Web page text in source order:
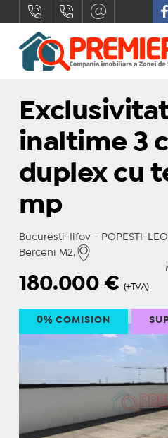
inaltime 3
duplex cu
mp
Bucuresti-Ilfov - POPESTI-
Berceni M2,
180.000 € (+TVA)
0% COMISION